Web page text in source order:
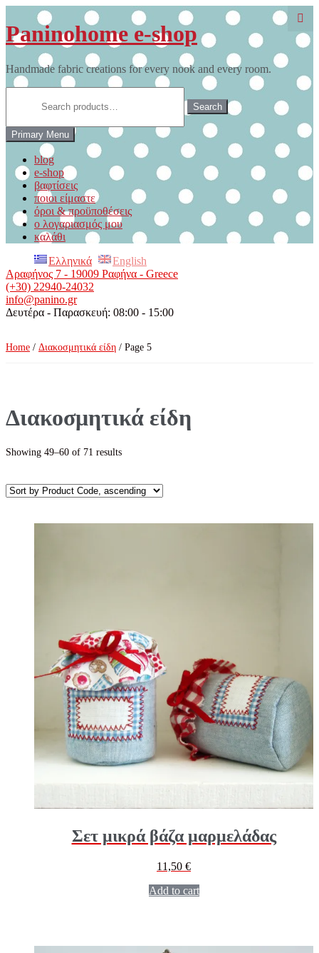
to
content
Paninohome e-shop
Handmade fabric creations for every nook and every room.
Search
Primary Menu
blog
e-shop
βαφτίσεις
ποιοι είμαστε
όροι & προϋποθέσεις
ο λογαριασμός μου
καλάθι
Ελληνικά
English
Αραφήνος 7 - 19009 Ραφήνα - Greece
(+30) 22940-24032
info@panino.gr
Δευτέρα - Παρασκευή: 08:00 - 15:00
Home / Διακοσμητικά είδη / Page 5
Διακοσμητικά είδη
Showing 49–60 of 71 results
Σετ μικρά βάζα μαρμελάδας
11,50 €
Add to cart